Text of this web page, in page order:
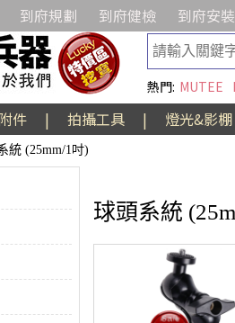
到府規劃 到府健檢 到府安裝
熱門: MUTEE
件 | 拍攝工具 | 燈光&影棚
統 (25mm/1吋)
球頭系統